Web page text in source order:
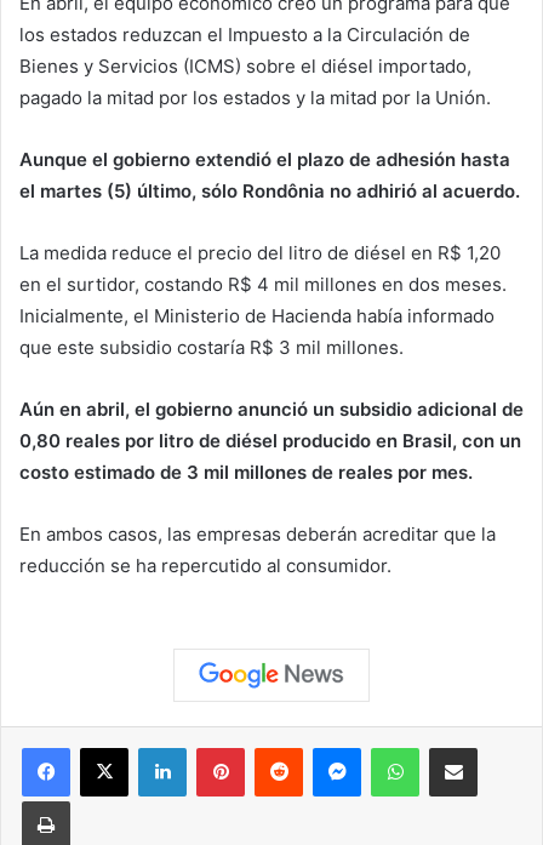
los estados reduzcan el Impuesto a la Circulación de
Bienes y Servicios (ICMS) sobre el diésel importado,
pagado la mitad por los estados y la mitad por la Unión.
Aunque el gobierno extendió el plazo de adhesión hasta
el martes (5) último, sólo Rondônia no adhirió al acuerdo.
La medida reduce el precio del litro de diésel en R$ 1,20
en el surtidor, costando R$ 4 mil millones en dos meses.
Inicialmente, el Ministerio de Hacienda había informado
que este subsidio costaría R$ 3 mil millones.
Aún en abril, el gobierno anunció un subsidio adicional de
0,80 reales por litro de diésel producido en Brasil, con un
costo estimado de 3 mil millones de reales por mes.
En ambos casos, las empresas deberán acreditar que la
reducción se ha repercutido al consumidor.
Facebook
X LinkedInPinterestReddit MessengerWhatsAppCompartir vía correo
Imprimir